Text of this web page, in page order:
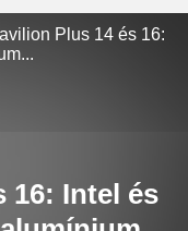
Plus 14 és 16:
16: Intel és